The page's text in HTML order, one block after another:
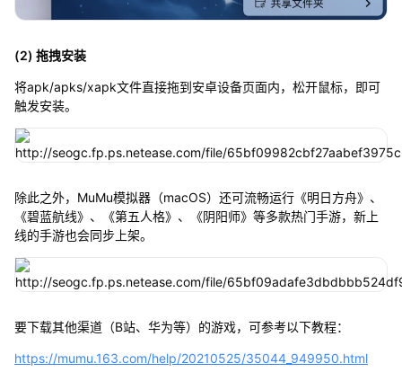
(2) 拖拽安装
将apk/apks/xapk文件直接拖到安卓设备页面内，松开鼠标，即可
触发安装。
除此之外，MuMu模拟器（macOS）还可流畅运行《明日方舟》、
《碧蓝航线》、《第五人格》、《阴阳师》等多款热门手游，新上
线的手游也会同步上架。
要下载其他渠道（B站、华为等）的游戏，可参考以下教程：
https://mumu.163.com/help/20210525/35044_949950.html